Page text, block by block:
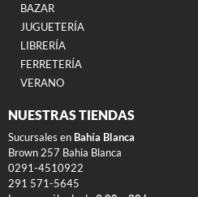
BAZAR
JUGUETERÍA
LIBRERÍA
FERRETERÍA
VERANO
NUESTRAS TIENDAS
Sucursales en Bahía Blanca
Brown 257 Bahia Blanca
0291-4510922
291 571-5645